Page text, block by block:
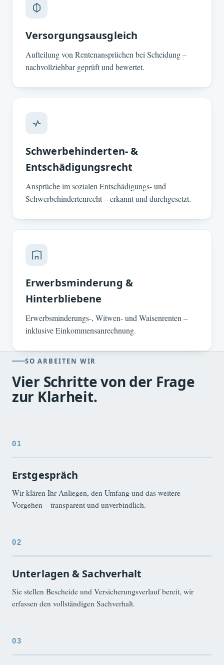
Versorgungsausgleich
Aufteilung von Rentenansprüchen bei Scheidung –
nachvollziehbar geprüft und bewertet.
Schwerbehinderten- &
Entschädigungsrecht
Ansprüche im sozialen Entschädigungs- und
Schwerbehindertenrecht – erkannt und durchgesetzt.
Erwerbsminderung &
Hinterbliebene
Erwerbsminderungs-, Witwen- und Waisenrenten –
inklusive Einkommensanrechnung.
SO ARBEITEN WIR
Vier Schritte von der Frage
zur Klarheit.
Erstgespräch
Wir klären Ihr Anliegen, den Umfang und das weitere
Vorgehen – transparent und unverbindlich.
Unterlagen & Sachverhalt
Sie stellen Bescheide und Versicherungsverlauf bereit, wir
erfassen den vollständigen Sachverhalt.